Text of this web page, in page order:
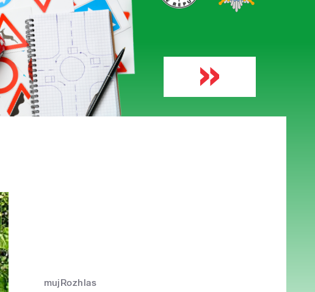
mujRozhlas